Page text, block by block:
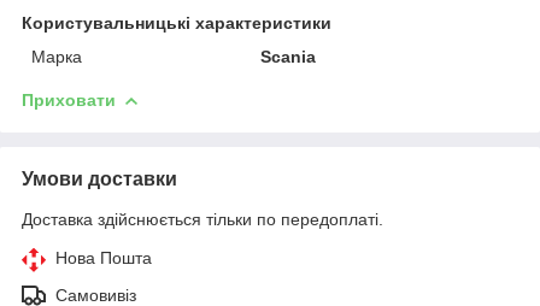
Користувальницькі характеристики
Марка
Scania
Приховати
Умови доставки
Доставка здійснюється тільки по передоплаті.
Нова Пошта
Самовивіз